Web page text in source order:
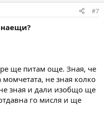
#7
ще питам още. Зная, че
не зная колко
зная и дали изобщо ще
го мисля и ще